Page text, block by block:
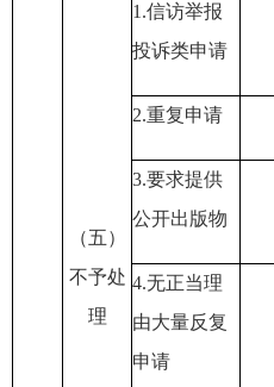
（五）
不予处
理
1.信访举报
投诉类申请
2.重复申请
3.要求提供
公开出版物
4.无正当理
由大量反复
申请